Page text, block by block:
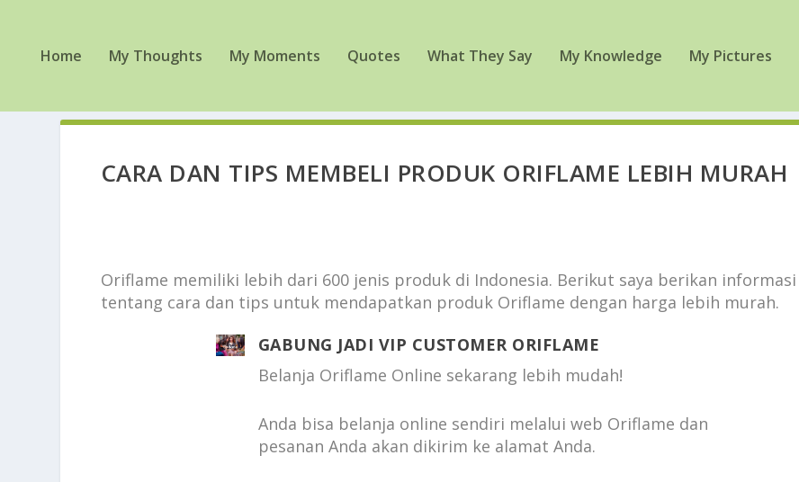
Home My Thoughts My Moments Quotes What They Say My Knowledge My Pictures
CARA DAN TIPS MEMBELI PRODUK ORIFLAME LEBIH MURAH
Oriflame memiliki lebih dari 600 jenis produk di Indonesia. Berikut saya berikan informasi
tentang cara dan tips untuk mendapatkan produk Oriflame dengan harga lebih murah.
GABUNG JADI VIP CUSTOMER ORIFLAME
Belanja Oriflame Online sekarang lebih mudah!
Anda bisa belanja online sendiri melalui web Oriflame dan
pesanan Anda akan dikirim ke alamat Anda.